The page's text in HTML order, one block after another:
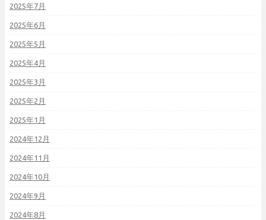
2025年7月
2025年6月
2025年5月
2025年4月
2025年3月
2025年2月
2025年1月
2024年12月
2024年11月
2024年10月
2024年9月
2024年8月